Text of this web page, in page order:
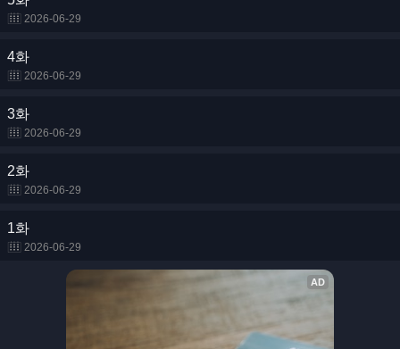
2026-06-29
4화
2026-06-29
3화
2026-06-29
2화
2026-06-29
1화
2026-06-29